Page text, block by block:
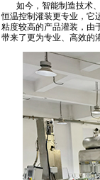
如今，智能制造技术、
恒温控制灌装更专业，它
粘度较高的产品灌装，由
带来了更为专业、高效的